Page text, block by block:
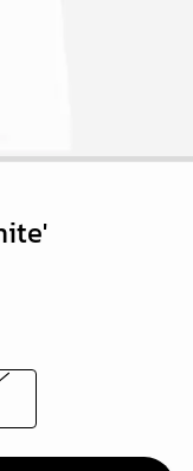
4 5